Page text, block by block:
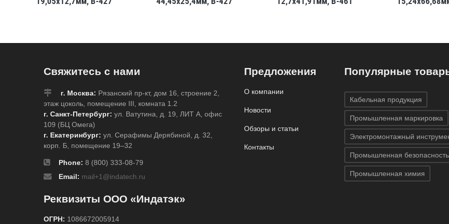
Свяжитесь с нами
г. Москва: Рязанский пр-кт, дом 16, строение 2,
этаж цоколь, помещение III, комната 1.2
г. Санкт-Петербург: ул. Ватутина, д. 19, ЛИТ А, офис
109 (БЦ Омега)
г. Екатеринбург: ул. Серафимы Дерябиной, д. 32,
корп. Б, помещение 19–32
Phone: 8 (800) 333-08-79
Email: mail+1@indatech.ru
Реквизиты ООО «Индатэк»
ОГРН: 1086672005914
Предложения
О компании
Новости
Обзоры и статьи
Контакты
Популярные
Кабельная продукция
Промышленная маркировка
Электромонтажный
Промышленная безопасность
Промышленная химия